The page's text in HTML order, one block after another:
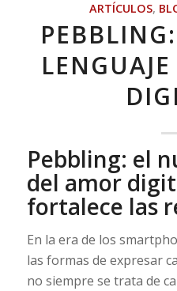
ARTÍCULOS,
Pebbling: el
del amor
fortalece las
En la era de los
las formas de expresar
no siempre se trata de